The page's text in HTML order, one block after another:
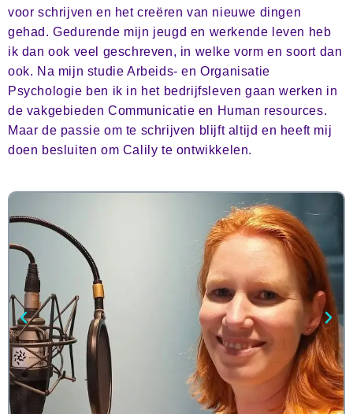
voor schrijven en het creëren van nieuwe dingen
gehad. Gedurende mijn jeugd en werkende leven heb
ik dan ook veel geschreven, in welke vorm en soort dan
ook. Na mijn studie Arbeids- en Organisatie
Psychologie ben ik in het bedrijfsleven gaan werken in
de vakgebieden Communicatie en Human resources.
Maar de passie om te schrijven blijft altijd en heeft mij
doen besluiten om Calily te ontwikkelen.